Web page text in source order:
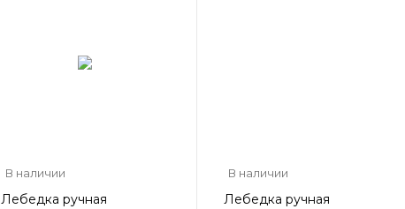
В наличии
Лебедка ручная
В наличии
Лебедка ручная